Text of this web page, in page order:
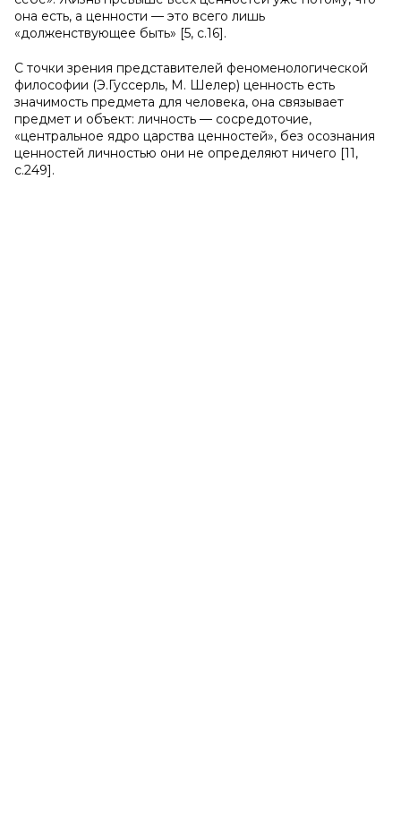
она есть, а ценности — это всего лишь
«долженствующее быть» [5, с.16].
С точки зрения представителей феноменологической
философии (Э.Гуссерль, М. Шелер) ценность есть
значимость предмета для человека, она связывает
предмет и объект: личность — сосредоточие,
«центральное ядро царства ценностей», без осознания
ценностей личностью они не определяют ничего [11,
с.249].